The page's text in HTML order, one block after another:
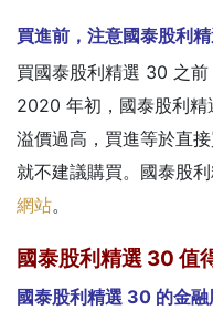
買進前，注意國泰股利
買國泰股利精選 30 之前
2020 年初，國泰股利
溢價過高，買進等於直
就不建議購買。 國泰股
網站。
國泰股利精選 30 值
國泰股利精選 30 的金